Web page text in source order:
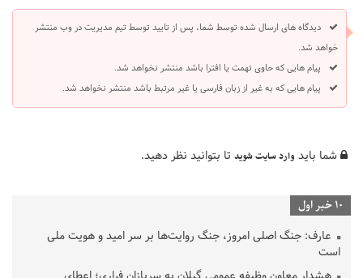
دیدگاه های ارسال شده توسط شما، پس از تایید توسط تیم مدیریت در وب منتشر
خواهد شد.
پیام هایی که حاوی تهمت یا افترا باشد منتشر نخواهد شد.
پیام هایی که به غیر از زبان فارسی یا غیر مرتبط باشد منتشر نخواهد شد.
شما باید وارد سایت شوید تا بتوانید نظر دهید.
10 خبر اول
عارف: جنگ اصلی امروز، جنگ روایت‌ها بر سر امید و هویت ملی
است